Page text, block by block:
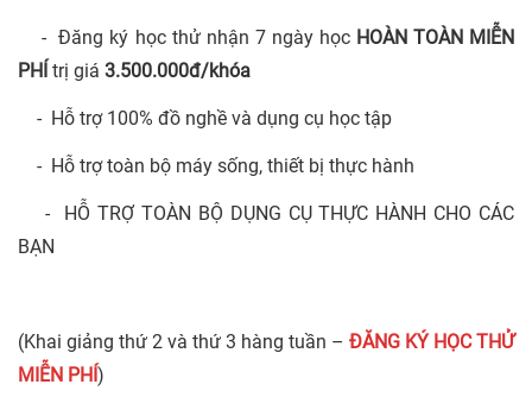
- Đăng ký học thử nhận 7 ngày họcHOÀN TOÀN MIỄN
PHÍ trị giá 3.500.000đ/khóa
- Hỗ trợ 100% đồ nghề và dụng cụ học tập
- Hỗ trợ toàn bộ máy sống, thiết bị thực hành
- HỖ TRỢ TOÀN BỘ DỤNG CỤ THỰC HÀNH CHO CÁC
BẠN
(Khai giảng thứ 2 và thứ 3 hàng tuần – ĐĂNG KÝ HỌC THỬ
MIỄN PHÍ)